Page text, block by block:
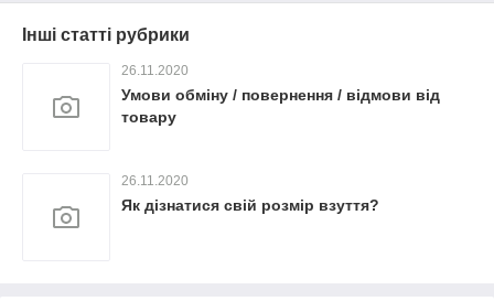
Інші статті рубрики
26.11.2020
Умови обміну / повернення / відмови від
товару
26.11.2020
Як дізнатися свій розмір взуття?